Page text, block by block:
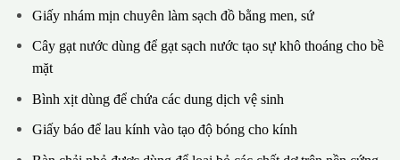
Giấy nhám mịn chuyên làm sạch đồ bằng men, sứ
Cây gạt nước dùng để gạt sạch nước tạo sự khô thoáng cho bề
mặt
Bình xịt dùng để chứa các dung dịch vệ sinh
Giấy báo để lau kính vào tạo độ bóng cho kính